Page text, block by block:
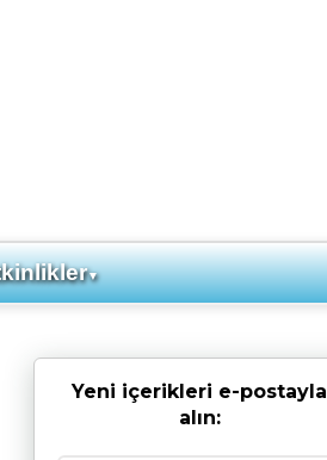
▼
Yeni içerikleri e-postayla
alın: